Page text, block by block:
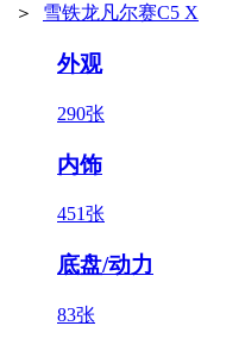
＞
雪铁龙凡尔赛C5 X
外观
290张
内饰
451张
底盘/动力
83张